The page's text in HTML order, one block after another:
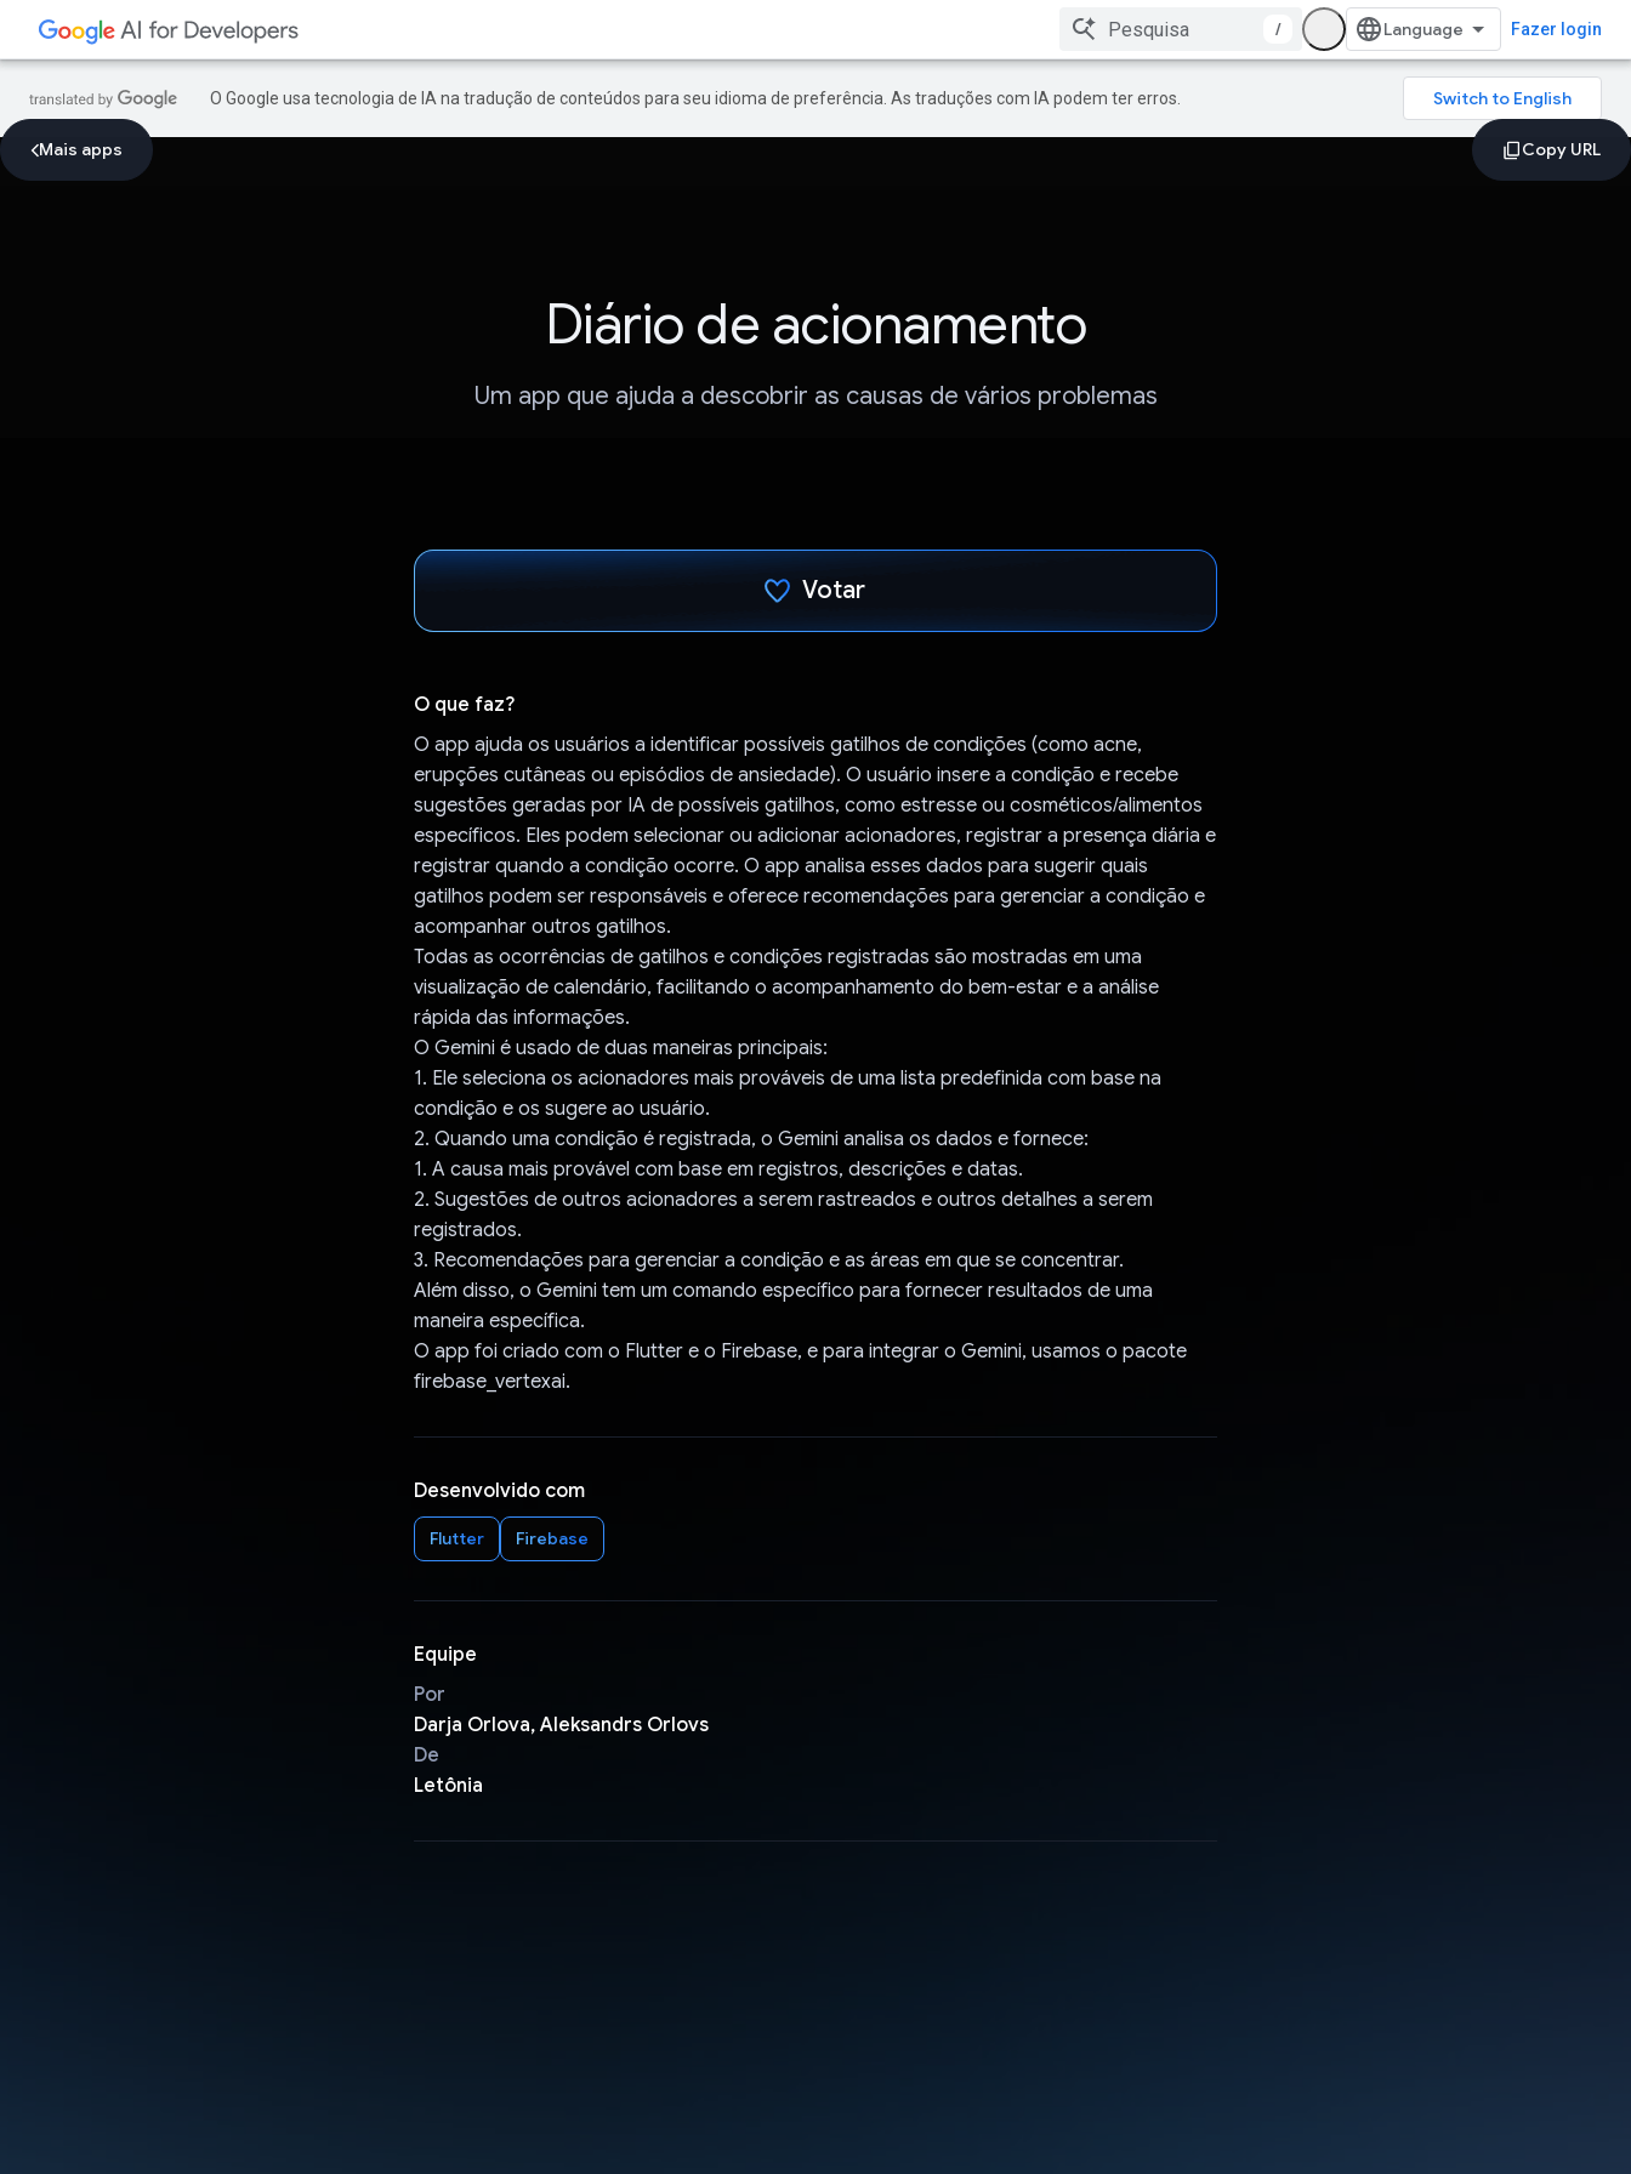
/ Fazer login
O Google usa tecnologia de IA na tradução de conteúdos para seu idioma de preferência. As traduções com IA podem ter erros.
Mais apps
Diário de acionamento
Um app que ajuda a descobrir as causas de vários problemas
Votar
O que faz?
O app ajuda os usuários a identificar possíveis gatilhos de condições (como acne,
erupções cutâneas ou episódios de ansiedade). O usuário insere a condição e recebe
sugestões geradas por IA de possíveis gatilhos, como estresse ou cosméticos/alimentos
específicos. Eles podem selecionar ou adicionar acionadores, registrar a presença diária e
registrar quando a condição ocorre. O app analisa esses dados para sugerir quais
gatilhos podem ser responsáveis e oferece recomendações para gerenciar a condição e
acompanhar outros gatilhos.
Todas as ocorrências de gatilhos e condições registradas são mostradas em uma
visualização de calendário, facilitando o acompanhamento do bem-estar e a análise
rápida das informações.
O Gemini é usado de duas maneiras principais:
1. Ele seleciona os acionadores mais prováveis de uma lista predefinida com base na
condição e os sugere ao usuário.
2. Quando uma condição é registrada, o Gemini analisa os dados e fornece:
1. A causa mais provável com base em registros, descrições e datas.
2. Sugestões de outros acionadores a serem rastreados e outros detalhes a serem
registrados.
3. Recomendações para gerenciar a condição e as áreas em que se concentrar.
Além disso, o Gemini tem um comando específico para fornecer resultados de uma
maneira específica.
O app foi criado com o Flutter e o Firebase, e para integrar o Gemini, usamos o pacote
firebase_vertexai.
Desenvolvido com
Flutter Firebase
Equipe
Por
Darja Orlova, Aleksandrs Orlovs
De
Letônia